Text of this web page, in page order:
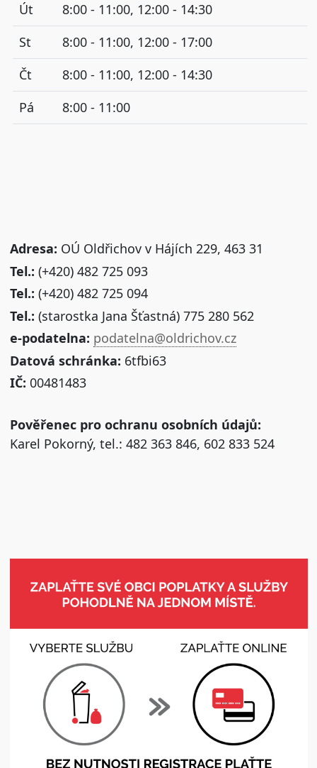
Út
8:00 - 11:00, 12:00 - 14:30
St
8:00 - 11:00, 12:00 - 17:00
Čt
8:00 - 11:00, 12:00 - 14:30
Pá
8:00 - 11:00
Adresa: OÚ Oldřichov v Hájích 229, 463 31
Tel.: (+420) 482 725 093
Tel.: (+420) 482 725 094
Tel.: (starostka Jana Šťastná) 775 280 562
e-podatelna: podatelna@oldrichov.cz
Datová schránka: 6tfbi63
IČ: 00481483
Pověřenec pro ochranu osobních údajů:
Karel Pokorný, tel.: 482 363 846, 602 833 524